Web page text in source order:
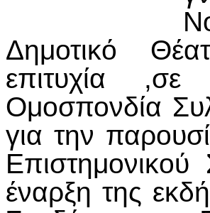
Δημοτικό
επιτυχία
Ομοσπονδία
για την
έναρξη της